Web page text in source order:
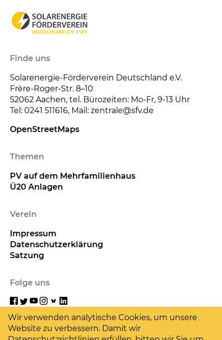
Finde uns
Solarenergie-Förderverein Deutschland e.V.
Frère-Roger-Str. 8–10
52062 Aachen, tel. Bürozeiten: Mo-Fr, 9-13 Uhr
Tel: 0241 511616, Mail: zentrale@sfv.de
OpenStreetMaps
Themen
PV auf dem Mehrfamilienhaus
Ü20 Anlagen
Verein
Impressum
Datenschutzerklärung
Satzung
Folge uns
Hilf uns
Wir verwenden analytische Cookies, um unsere
Website zu verbessern. Damit wir